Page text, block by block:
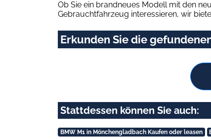
Ob Sie ein brandneues Modell mit den
Gebrauchtfahrzeug interessieren, wir
Erkunden Sie die
Stattdessen können Sie auch:
BMW M1 in Mönchengladbach Kaufen oder leasen